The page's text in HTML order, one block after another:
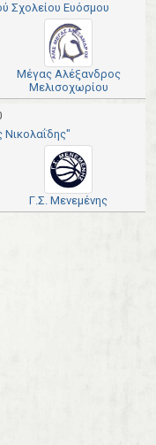
Σχολείου Ευόσμου
Μέγας Αλέξανδρος
Μελισοχωρίου
Γ.Σ. Μενεμένης